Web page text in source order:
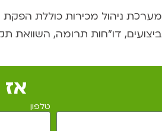
מערכת ניהול מכירות כוללת הפקת
ביצועים, דו"חות תרומה, השוואת
טלפון